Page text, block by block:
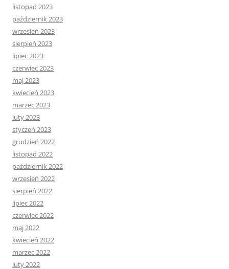
listopad 2023
październik 2023
wrzesień 2023
sierpień 2023
lipiec 2023
czerwiec 2023
maj 2023
kwiecień 2023
marzec 2023
luty 2023
styczeń 2023
grudzień 2022
listopad 2022
październik 2022
wrzesień 2022
sierpień 2022
lipiec 2022
czerwiec 2022
maj 2022
kwiecień 2022
marzec 2022
luty 2022